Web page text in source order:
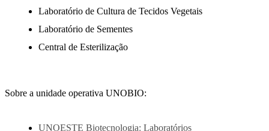
Laboratório de Cultura de Tecidos Vegetais
Laboratório de Sementes
Central de Esterilização
Sobre a unidade operativa UNOBIO:
UNOESTE Biotecnologia: Laboratórios